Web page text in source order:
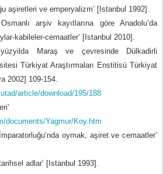
aşiretleri ve emperyalizm’ [Istanbul 1992].
arşiv kayıtlarına göre Anadolu’da
kabileler-cemaatler’ [Istanbul 2010].
Maraş ve çevresinde Dülkadirli
Türkiyat Araştırmaları Enstitisü Türkiyat
2002] 109-154.
article/download/195/188
documents/Yagmur/Koy.htm
oymak, aşiret ve cemaatler’
adlar’ [Istanbul 1993].